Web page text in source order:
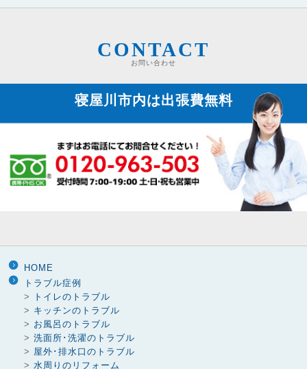
CONTACT
お問い合わせ
寝屋川市内は出張費無料
HOME
トラブル症例
>
トイレのトラブル
> キッチンのトラブル
> お風呂のトラブル
> 洗面所･洗濯のトラブル
> 屋外･排水口のトラブル
> 水周りのリフォーム